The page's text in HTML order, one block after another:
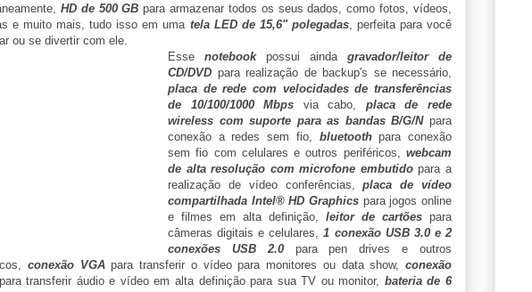
HD de 500 GB para armazenar todos os seus dados, como fotos, vídeos,
e muito mais, tudo isso em uma tela LED de 15,6" polegadas, perfeita para você
ou se divertir com ele.
Esse notebookpossui ainda gravador/leitor de
CD/DVD para realização de backup's se necessário,
placa de rede com velocidades de transferências
de 10/100/1000 Mbps via cabo, placa de rede
wireless com suporte para as bandas B/G/Npara
conexão a redes sem fio, bluetoothpara conexão
sem fio com celulares e outros periféricos, webcam
de alta resolução com microfone embutidopara a
realização de vídeo conferências,placa de vídeo
compartilhada Intel® HD Graphics para jogos online
e filmes em alta definição, leitor de cartões para
câmeras digitais e celulares,1 conexão USB 3.0 e 2
conexões USB 2.0para pen drives e outros
conexão VGApara transferir o vídeo para monitores ou data show, conexão
para transferir áudio e vídeo em alta definição para sua TV ou monitor, bateria de 6